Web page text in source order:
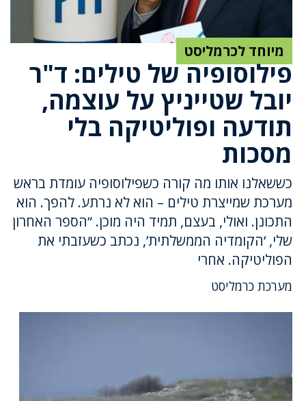
מיוחד לכרמליסט
פילוסופיה של טילים: ד"ר
יובל שטייניץ על עוצמה,
תודעה ופוליטיקה בלי
מסכות
כששאלנו אותו מה קורה כשפילוסופיה עומדת בראש
מערכת שמייצרת טילים – הוא לא נרתע. להפך. הוא
התכונן. ואולי, בעצם, תמיד היה מוכן. “הספר האחרון
שלי, ‘הקומדיה הממשלתית’, נכתב כשעזבתי את
הפוליטיקה. אחרי
מערכת כרמליסט